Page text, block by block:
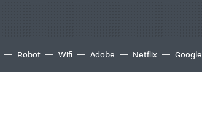
Robot Wifi Adobe Netflix Google